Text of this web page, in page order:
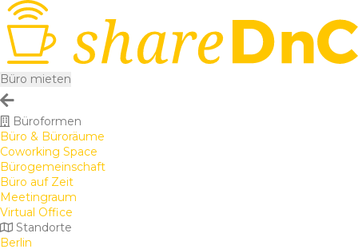
Büro mieten
Büroformen
Büro & Büroräume
Coworking Space
Bürogemeinschaft
Büro auf Zeit
Meetingraum
Virtual Office
Standorte
Berlin